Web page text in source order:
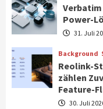
3
Smart
Aktuell
Power-
31. Juli
Background
Reolink-
zählen
Feature-
30. Juli